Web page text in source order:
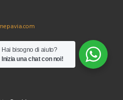
Hai bisogno di aiuto?
Inizia una chat con noi!